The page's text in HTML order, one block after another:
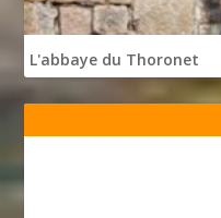
L'abbaye du Thoronet